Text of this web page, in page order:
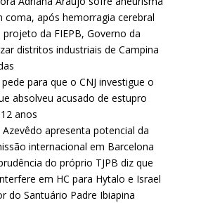
coma, após hemorragia cerebral
projeto da FIEPB, Governo da
distritos industriais de Campina
pede para que o CNJ investigue o
absolveu acusado de estupro
anos
Azevêdo apresenta potencial da
internacional em Barcelona
do próprio TJPB diz que
em HC para Hytalo e Israel
do Santuário Padre Ibiapina